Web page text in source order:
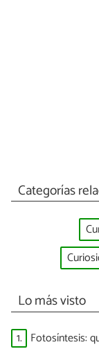
Categorías
Lo más visto
1. Fotosíntesis: